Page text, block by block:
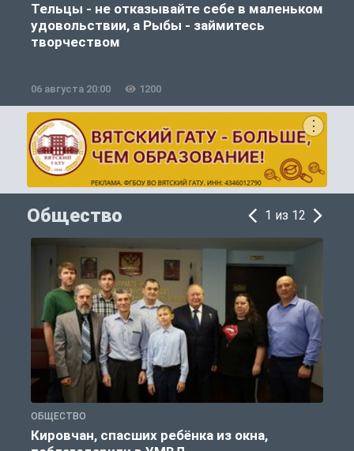
Тельцы - не отказывайте себе в маленьком
удовольствии, а Рыбы - займитесь
творчеством
06 августа 20:00 1200
Общество 1 из 12
ОБЩЕСТВО
Кировчан, спасших ребёнка из окна,